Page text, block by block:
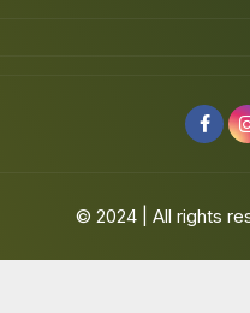
© 2024 | All rights